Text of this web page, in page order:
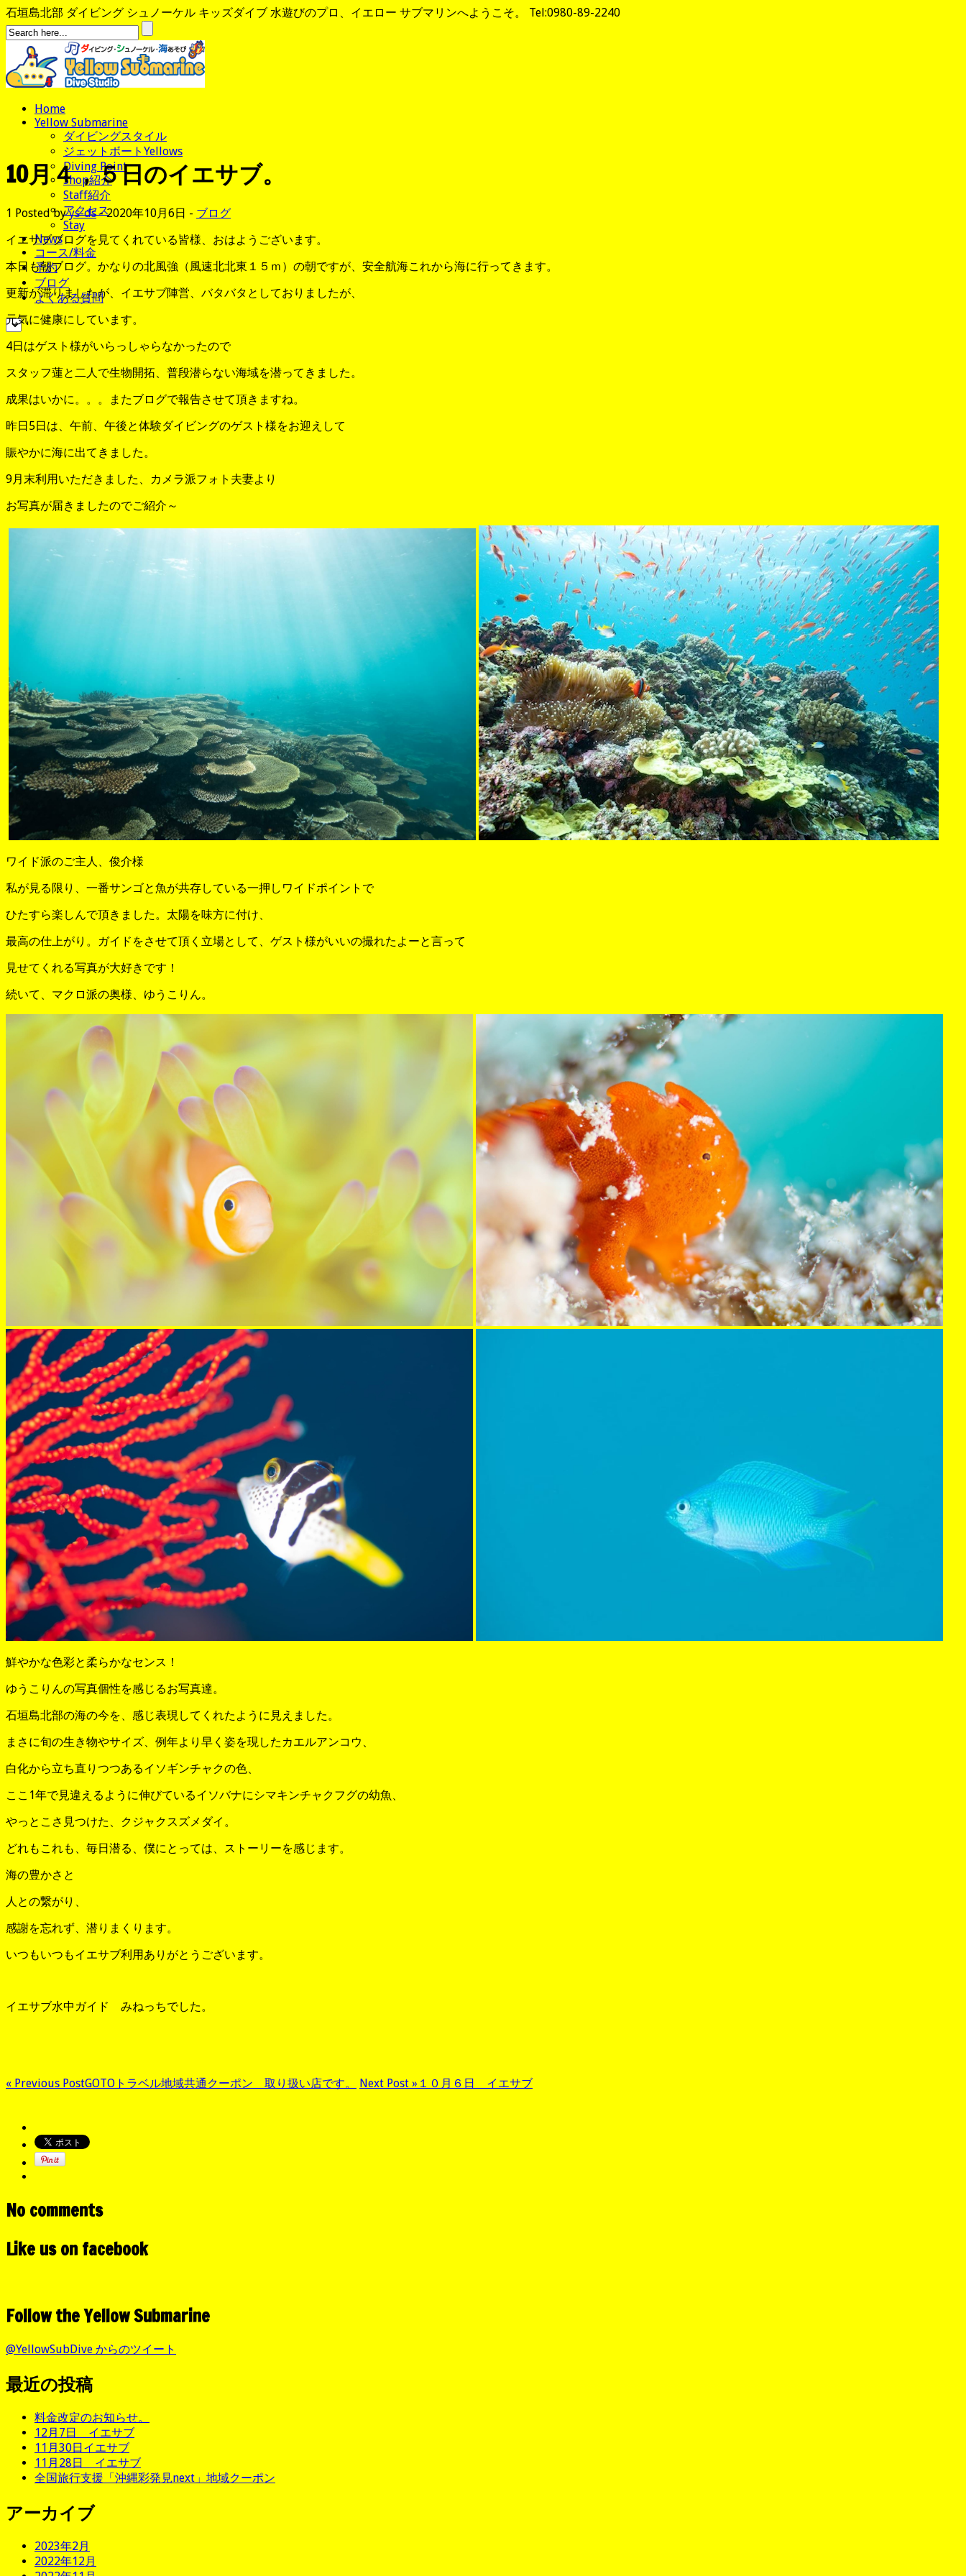
石垣島北部 ダイビング シュノーケル キッズダイブ 水遊びのプロ、イエロー サブマリンへようこそ。 Tel:0980-89-2240
Home
Yellow Submarine
ダイビングスタイル
ジェットボートYellows
Diving Point
Shop紹介
Staff紹介
アクセス
Stay
News
コース/料金
予約
ブログ
よくある質問
10月４，５日のイエサブ。
1 Posted byys-ds- 2020年10月6日 - ブログ
イエサブブログを見てくれている皆様、おはようございます。
本日も朝ブログ。かなりの北風強（風速北北東１５ｍ）の朝ですが、安全航海これから海に行ってきます。
更新が滞りましたが、イエサブ陣営、バタバタとしておりましたが、
元気に健康にしています。
4日はゲスト様がいらっしゃらなかったので
スタッフ蓮と二人で生物開拓、普段潜らない海域を潜ってきました。
成果はいかに。。。またブログで報告させて頂きますね。
昨日5日は、午前、午後と体験ダイビングのゲスト様をお迎えして
賑やかに海に出てきました。
9月末利用いただきました、カメラ派フォト夫妻より
お写真が届きましたのでご紹介～
ワイド派のご主人、俊介様
私が見る限り、一番サンゴと魚が共存している一押しワイドポイントで
ひたすら楽しんで頂きました。太陽を味方に付け、
最高の仕上がり。ガイドをさせて頂く立場として、ゲスト様がいいの撮れたよーと言って
見せてくれる写真が大好きです！
続いて、マクロ派の奥様、ゆうこりん。
鮮やかな色彩と柔らかなセンス！
ゆうこりんの写真個性を感じるお写真達。
石垣島北部の海の今を、感じ表現してくれたように見えました。
まさに旬の生き物やサイズ、例年より早く姿を現したカエルアンコウ、
白化から立ち直りつつあるイソギンチャクの色、
ここ1年で見違えるように伸びているイソバナにシマキンチャクフグの幼魚、
やっとこさ見つけた、クジャクスズメダイ。
どれもこれも、毎日潜る、僕にとっては、ストーリーを感じます。
海の豊かさと
人との繋がり、
感謝を忘れず、潜りまくります。
いつもいつもイエサブ利用ありがとうございます。
イエサブ水中ガイド みねっちでした。
« Previous PostGOTOトラベル地域共通クーポン 取り扱い店です。 Next Post » １０月６日 イエサブ
No comments
Like us on facebook
Follow the Yellow Submarine
@YellowSubDive からのツイート
最近の投稿
料金改定のお知らせ。
12月7日 イエサブ
11月30日イエサブ
11月28日 イエサブ
全国旅行支援「沖縄彩発見next」地域クーポン
アーカイブ
2023年2月
2022年12月